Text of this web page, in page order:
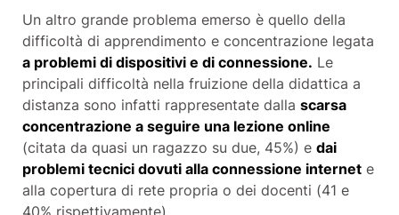
Un altro grande problema emerso è quello della
difficoltà di apprendimento e concentrazione legata
a problemi di dispositivi e di connessione. Le
principali difficoltà nella fruizione della didattica a
distanza sono infatti rappresentate dalla scarsa
concentrazione a seguire una lezione online
(citata da quasi un ragazzo su due, 45%) e dai
problemi tecnici dovuti alla connessione internete
alla copertura di rete propria o dei docenti (41 e
40% rispettivamente).